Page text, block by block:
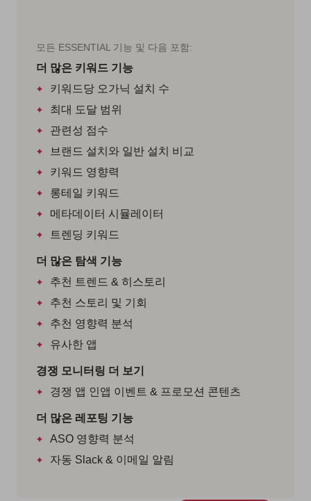
모든 ESSENTIAL 기능 및 다음 포함:
더 많은 키워드 기능
키워드당 오가닉 설치 수
최대 도달 범위
관련성 점수
브랜드 설치와 일반 설치 비교
키워드 영향력
롱테일 키워드
메타데이터 시뮬레이터
트렌딩 키워드
더 많은 탐색 기능
추천 트렌드 & 히스토리
추천 스토리 및 기회
추천 영향력 분석
유사한 앱
경쟁 모니터링 더 보기
경쟁 앱 인앱 이벤트 & 프로모션 콘텐츠
더 많은 레포팅 기능
ASO 영향력 분석
자동 Slack & 이메일 알림